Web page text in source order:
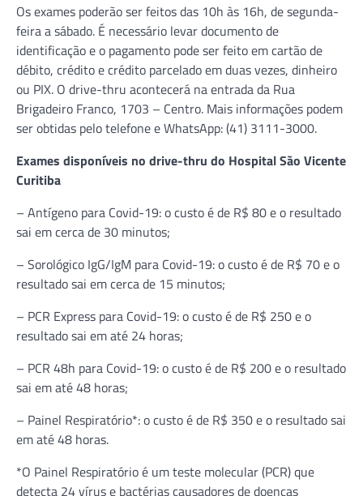
Os exames poderão ser feitos das 10h às 16h, de segunda-
feira a sábado. É necessário levar documento de
identificação e o pagamento pode ser feito em cartão de
débito, crédito e crédito parcelado em duas vezes, dinheiro
ou PIX. O drive-thru acontecerá na entrada da Rua
Brigadeiro Franco, 1703 – Centro. Mais informações podem
ser obtidas pelo telefone e WhatsApp: (41) 3111-3000.
Exames disponíveis no drive-thru do Hospital São Vicente
Curitiba
– Antígeno para Covid-19: o custo é de R$ 80 e o resultado
sai em cerca de 30 minutos;
– Sorológico IgG/IgM para Covid-19: o custo é de R$ 70 e o
resultado sai em cerca de 15 minutos;
– PCR Express para Covid-19: o custo é de R$ 250 e o
resultado sai em até 24 horas;
– PCR 48h para Covid-19: o custo é de R$ 200 e o resultado
sai em até 48 horas;
– Painel Respiratório*: o custo é de R$ 350 e o resultado sai
em até 48 horas.
*O Painel Respiratório é um teste molecular (PCR) que
detecta 24 vírus e bactérias causadores de doenças